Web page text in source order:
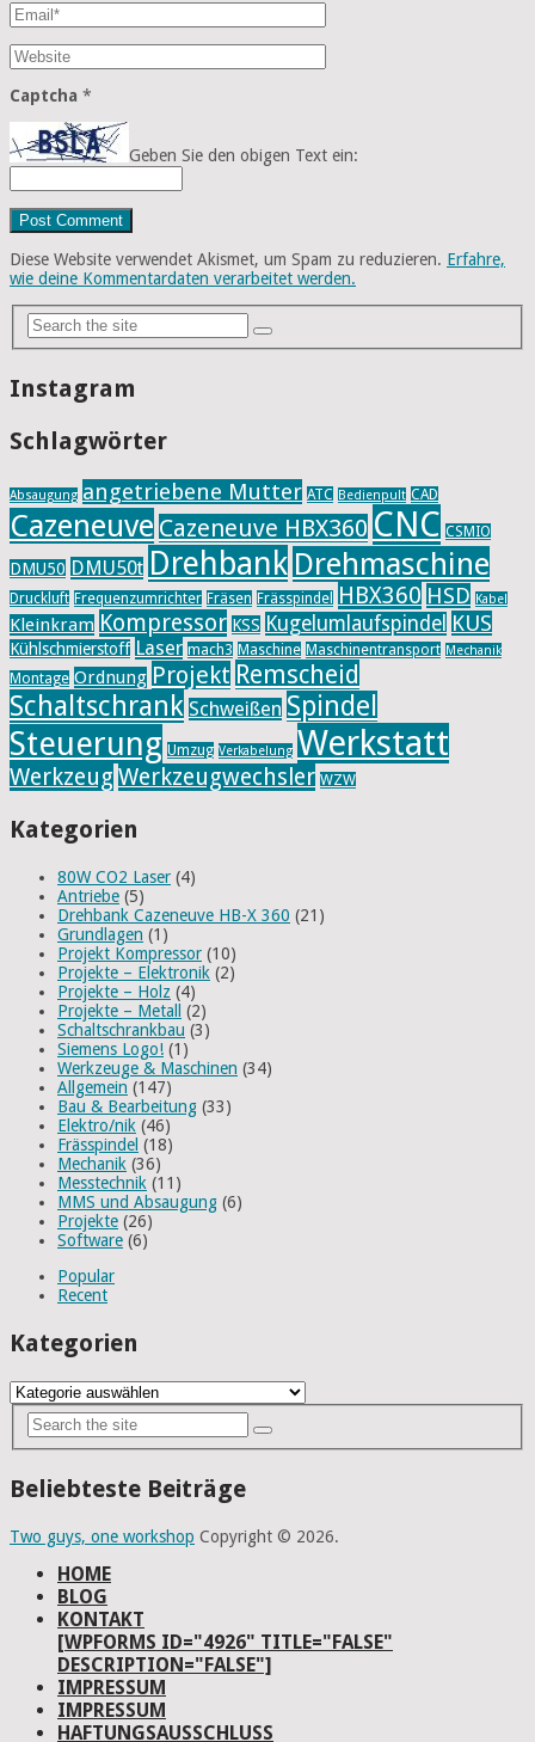
Captcha *
Geben Sie den obigen Text ein:
Diese Website verwendet Akismet, um Spam zu reduzieren. Erfahre,
wie deine Kommentardaten verarbeitet werden.
Instagram
Schlagwörter
Absaugung angetriebene Mutter ATC Bedienpult CAD
Cazeneuve Cazeneuve HBX360 CNC CSMIO
DMU50 DMU50t Drehbank Drehmaschine
Druckluft Frequenzumrichter Fräsen Frässpindel HBX360 HSD Kabel
Kleinkram Kompressor KSS Kugelumlaufspindel KUS
Kühlschmierstoff Laser mach3 Maschine Maschinentransport Mechanik
Montage Ordnung Projekt Remscheid
Schaltschrank Schweißen Spindel
Steuerung Umzug Verkabelung Werkstatt
Werkzeug Werkzeugwechsler WZW
Kategorien
80W CO2 Laser (4)
Antriebe (5)
Drehbank Cazeneuve HB-X 360 (21)
Grundlagen (1)
Projekt Kompressor (10)
Projekte – Elektronik (2)
Projekte – Holz (4)
Projekte – Metall
(2)
Schaltschrankbau (3)
Siemens Logo! (1)
Werkzeuge & Maschinen (34)
Allgemein (147)
Bau & Bearbeitung (33)
Elektro/nik (46)
Frässpindel (18)
Mechanik (36)
Messtechnik (11)
MMS und Absaugung (6)
Projekte (26)
Software (6)
Popular
Recent
Kategorien
Kategorien
Beliebteste Beiträge
Two guys, one workshop Copyright © 2026.
HOME
BLOG
KONTAKT
[WPFORMS ID="4926" TITLE="FALSE"
DESCRIPTION="FALSE"]
IMPRESSUM
IMPRESSUM
HAFTUNGSAUSSCHLUSS